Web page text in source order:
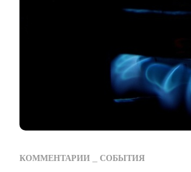
КОММЕНТАРИИ СОБЫТИЯ